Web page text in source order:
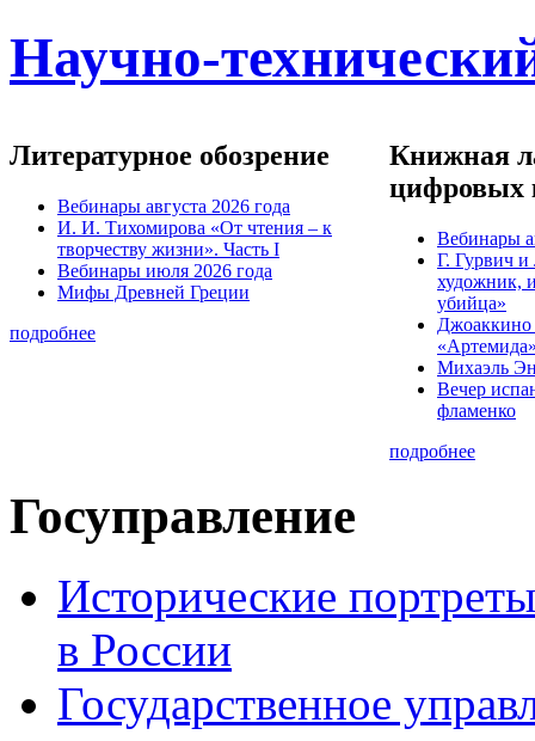
Научно-
Литературное обозрение
Вебинары августа 2026 года
И. И. Тихомирова «От чтения – к
творчеству жизни». Часть I
Вебинары июля 2026 года
Мифы Древней Греции
подробнее
Книжная
цифровых
Вебинары
Г. Гурвич
художник,
убийца»
Михаэль
Вечер
фламенко
подробнее
Госуправление
Исторические
в России
Государственное